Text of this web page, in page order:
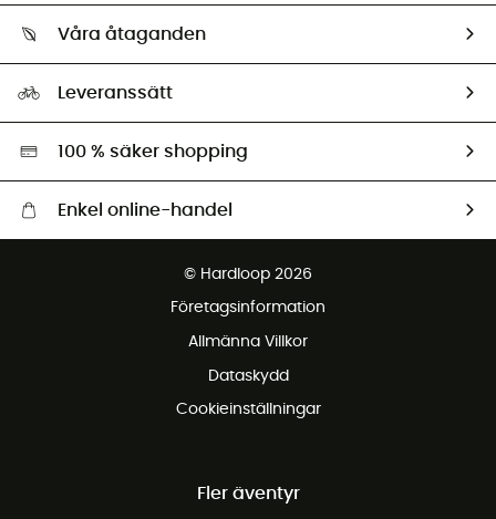
Retur & återbetalning
Ambassadörer
Våra åtaganden
Miljöanpassat urval
Leveranssätt
100 % säker shopping
Enkel online-handel
Gratis retur inom 100 dagar
© Hardloop 2026
Företagsinformation
Allmänna Villkor
Dataskydd
Cookieinställningar
Fler äventyr